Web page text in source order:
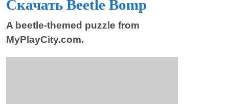
Скачать Beetle Bomp
A beetle-themed puzzle from
MyPlayCity.com.